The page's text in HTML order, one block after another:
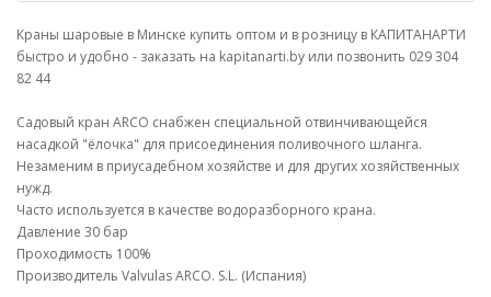
Краны шаровые в Минске купить оптом и в розницу в КАПИТАНАРТИ
быстро и удобно - заказать на kapitanarti.by или позвонить 029 304
82 44
Садовый кран ARCO снабжен специальной отвинчивающейся
насадкой "ёлочка" для присоединения поливочного шланга.
Незаменим в приусадебном хозяйстве и для других хозяйственных
нужд.
Часто используется в качестве водоразборного крана.
Давление 30 бар
Проходимость 100%
Производитель Valvulas ARCO. S.L. (Испания)